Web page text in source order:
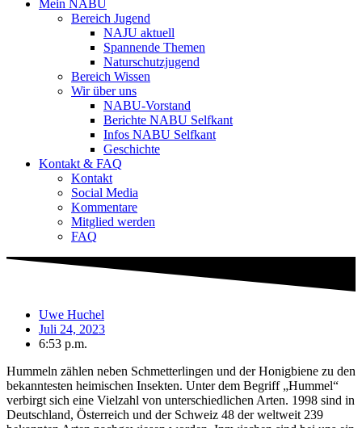
Mein NABU
Bereich Jugend
NAJU aktuell
Spannende Themen
Naturschutzjugend
Bereich Wissen
Wir über uns
NABU-Vorstand
Berichte NABU Selfkant
Infos NABU Selfkant
Geschichte
Kontakt & FAQ
Kontakt
Social Media
Kommentare
Mitglied werden
FAQ
Uwe Huchel
Juli 24, 2023
6:53 p.m.
Hummeln zählen neben Schmetterlingen und der Honigbiene zu den
bekanntesten heimischen Insekten. Unter dem Begriff „Hummel“
verbirgt sich eine Vielzahl von unterschiedlichen Arten. 1998 sind in
Deutschland, Österreich und der Schweiz 48 der weltweit 239